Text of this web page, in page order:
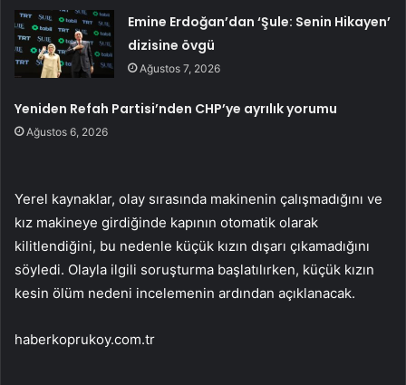
Emine Erdoğan’dan ‘Şule: Senin Hikayen’
dizisine övgü
Ağustos 7, 2026
Yeniden Refah Partisi’nden CHP’ye ayrılık yorumu
Ağustos 6, 2026
Yerel kaynaklar, olay sırasında makinenin çalışmadığını ve
kız makineye girdiğinde kapının otomatik olarak
kilitlendiğini, bu nedenle küçük kızın dışarı çıkamadığını
söyledi. Olayla ilgili soruşturma başlatılırken, küçük kızın
kesin ölüm nedeni incelemenin ardından açıklanacak.
haberkoprukoy.com.tr